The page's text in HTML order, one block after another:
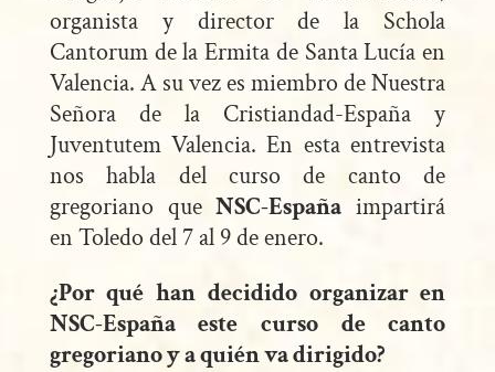
organista y director de la Schola
Cantorum de la Ermita de Santa Lucía en
Valencia. A su vez es miembro de Nuestra
Señora de la Cristiandad-España y
Juventutem Valencia. En esta entrevista
nos habla del curso de canto de
gregoriano que NSC-España impartirá
en Toledo del 7 al 9 de enero.
¿Por qué han decidido organizar en
NSC-España este curso de canto
gregoriano y a quién va dirigido?